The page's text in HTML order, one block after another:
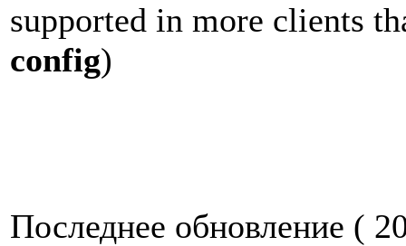
supported in more clients
config)
Последнее обновление (